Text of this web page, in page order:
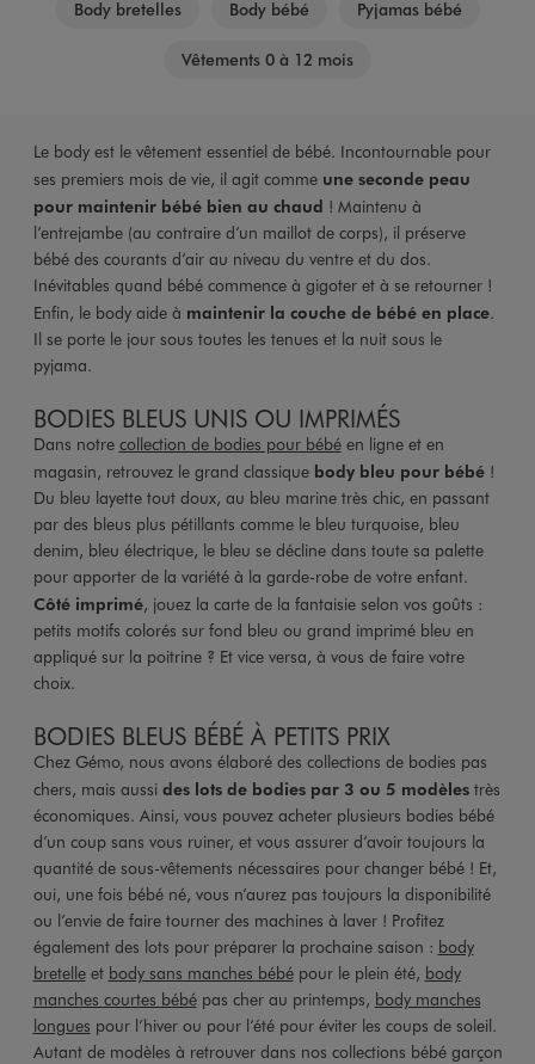
Body bretelles Body bébé Pyjamas bébé
Vêtements 0 à 12 mois
Le body est le vêtement essentiel de bébé. Incontournable pour
ses premiers mois de vie, il agit comme une seconde peau
pour maintenir bébé bien au chaud ! Maintenu à
l’entrejambe (au contraire d’un maillot de corps), il préserve
bébé des courants d’air au niveau du ventre et du dos.
Inévitables quand bébé commence à gigoter et à se retourner !
Enfin, le body aide à maintenir la couche de bébé en place.
Il se porte le jour sous toutes les tenues et la nuit sous le
pyjama.
BODIES BLEUS UNIS OU IMPRIMÉS
Dans notre collection de bodies pour bébéen ligne et en
magasin, retrouvez le grand classique body bleu pour bébé!
Du bleu layette tout doux, au bleu marine très chic, en passant
par des bleus plus pétillants comme le bleu turquoise, bleu
denim, bleu électrique, le bleu se décline dans toute sa palette
pour apporter de la variété à la garde-robe de votre enfant.
Côté imprimé, jouez la carte de la fantaisie selon vos goûts :
petits motifs colorés sur fond bleu ou grand imprimé bleu en
appliqué sur la poitrine ? Et vice versa, à vous de faire votre
choix.
BODIES BLEUS BÉBÉ À PETITS PRIX
Chez Gémo, nous avons élaboré des collections de bodies pas
chers, mais aussi des lots de bodies par 3 ou 5 modèlestrès
économiques. Ainsi, vous pouvez acheter plusieurs bodies bébé
d’un coup sans vous ruiner, et vous assurer d’avoir toujours la
quantité de sous-vêtements nécessaires pour changer bébé ! Et,
oui, une fois bébé né, vous n’aurez pas toujours la disponibilité
ou l’envie de faire tourner des machines à laver ! Profitez
également des lots pour préparer la prochaine saison : body
bretelleet body sans manches bébépour le plein été, body
manches courtes bébépas cher au printemps, body manches
longues pour l’hiver ou pour l’été pour éviter les coups de soleil.
Autant de modèles à retrouver dans nos collections bébé garçon